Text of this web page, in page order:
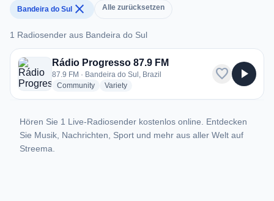
Bandeira do Sul close Alle zurücksetzen
1 Radiosender aus Bandeira do Sul
1 Radiosender aus Bandeira do Sul
Rádio Progresso 87.9 FM
87.9 FM · Bandeira do Sul, Brazil
Communityradio stations
Varietyradio stations
favorite play_arrow
Hören Sie 1 Live-Radiosender kostenlos online. Entdecken
Sie Musik, Nachrichten, Sport und mehr aus aller Welt auf
Streema.